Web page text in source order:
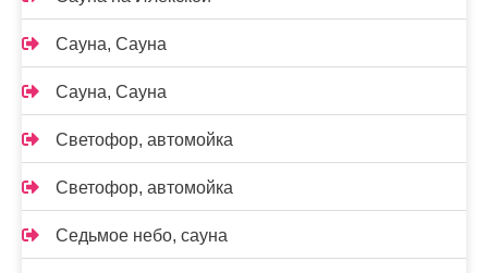
Сауна, Сауна
Сауна, Сауна
Светофор, автомойка
Светофор, автомойка
Седьмое небо, сауна